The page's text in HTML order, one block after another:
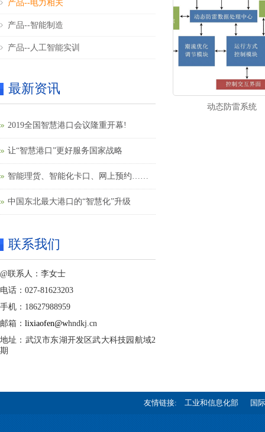
产品--电力相关
产品--智能制造
产品--人工智能实训
最新资讯
2019全国智慧港口会议隆重开幕!
让“智慧港口”更好服务国家战略
智能理货、智能化卡口、网上预约……
中国东北最大港口的“智慧化”升级
联系我们
@联系人：李女士
电话：027-81623203
手机：18627988959
邮箱： lixiaofen@whndkj.cn
地址：武汉市东湖开发区武大科技园航域2
期
动态防雷系统
友情链接: 工业和信息化部 国